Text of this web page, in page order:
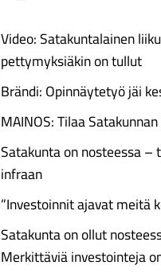
Video: Satakuntalainen
pettymyksiäkin on tullut
Brändi: Opinnäytetyö jäi
MAINOS: Tilaa
Satakunta on nosteessa
infraan
”Investoinnit ajavat meitä
Satakunta on ollut
Merkittäviä investointeja